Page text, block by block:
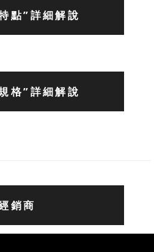
點”詳細解說
格”詳細解說
銷商